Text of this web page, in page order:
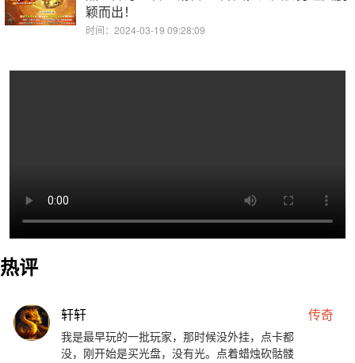
颖而出！
时间：2024-03-19 09:28:09
热评
轩轩 传奇
我是最早玩的一批玩家，那时候没外挂，点卡都
没，刚开始是买光盘，没有光。点着蜡烛砍骷髅